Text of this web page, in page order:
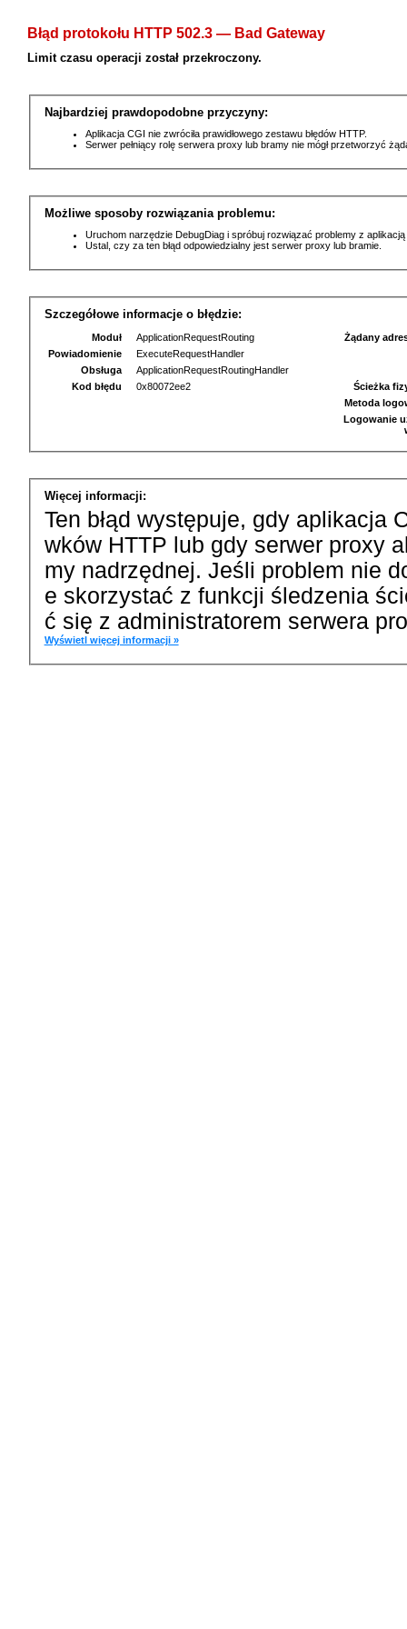
Błąd protokołu HTTP 502.3 — Bad Gateway
Limit czasu operacji został przekroczony.
Najbardziej prawdopodobne przyczyny:
Aplikacja CGI nie zwróciła prawidłowego zestawu błędów HTTP.
Serwer pełniący rolę serwera proxy lub bramy nie mógł przetworzyć
Możliwe sposoby rozwiązania problemu:
Uruchom narzędzie DebugDiag i spróbuj rozwiązać problemy z
Ustal, czy za ten błąd odpowiedzialny jest serwer proxy lub bramie.
Szczegółowe informacje o błędzie:
Moduł
ApplicationRequestRouting
Powiadomienie
ExecuteRequestHandler
Obsługa
ApplicationRequestRoutingHandler
Kod błędu
0x80072ee2
Żądany
Ścieżka
Metoda
Logowanie
Więcej informacji:
Ten błąd występuje, gdy aplikacja
wków HTTP lub gdy serwer proxy
my nadrzędnej. Jeśli problem nie
e skorzystać z funkcji śledzenia
ć się z administratorem serwera
Wyświetl więcej informacji »